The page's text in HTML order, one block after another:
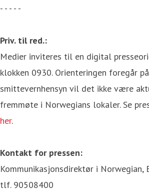
- - - - -
Priv. til red.:
Medier inviteres til en digital
klokken 0930. Orienteringen foregår
smittevernhensyn vil det ikke være
fremmøte i Norwegians lokaler. Se
her.
Kontakt for pressen:
Kommunikasjonsdirektør i Norwegian,
tlf. 90508400